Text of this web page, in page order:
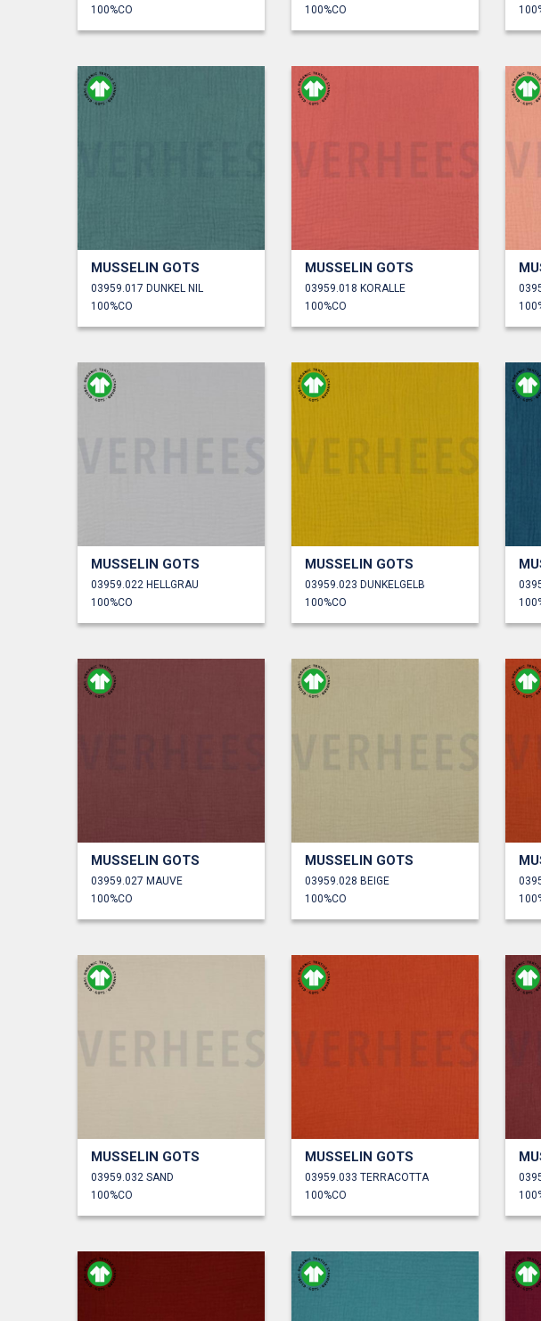
100%CO
100%CO
MUSSELIN GOTS
03959.017 DUNKEL NIL
100%CO
MUSSELIN GOTS
03959.018 KORALLE
100%CO
MUSSELIN GOTS
03959.022 HELLGRAU
100%CO
MUSSELIN GOTS
03959.023 DUNKELGELB
100%CO
MUSSELIN GOTS
03959.027 MAUVE
100%CO
MUSSELIN GOTS
03959.028 BEIGE
100%CO
MUSSELIN GOTS
03959.032 SAND
100%CO
MUSSELIN GOTS
03959.033 TERRACOTTA
100%CO